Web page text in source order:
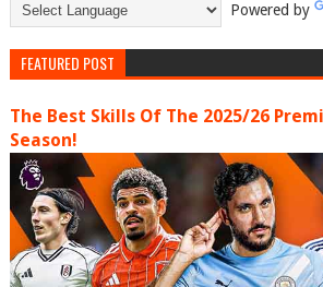
Powered by
FEATURED POST
The Best Skills Of The 2025/26
Season!